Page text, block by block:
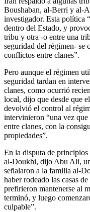
Boushaban, al-Berri y al-
investigador. Esta política
dentro del Estado, y
tribu y otra -o entre una
seguridad del régimen- se
conflictos entre clanes”.
Pero aunque el régimen
seguridad tardan en
clanes, como ocurrió
local, dijo que desde que
devolvió el control al
intervinieron “una vez
entre clanes, con la
propiedades”.
En la disputa de
al-Doukhi, dijo Abu Ali,
señalaron a la familia al-
haber rodeado las casas
prefirieron mantenerse al
terminó, y luego
culpable”.